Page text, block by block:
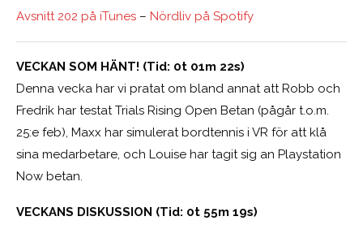
Avsnitt 202 på iTunes – Nördliv på Spotify
VECKAN SOM HÄNT! (Tid: 0t 01m 22s)
Denna vecka har vi pratat om bland annat att Robb och
Fredrik har testat Trials Rising Open Betan (pågår t.o.m.
25:e feb), Maxx har simulerat bordtennis i VR för att klå
sina medarbetare, och Louise har tagit sig an Playstation
Now betan.
VECKANS DISKUSSION (Tid: 0t 55m 19s)